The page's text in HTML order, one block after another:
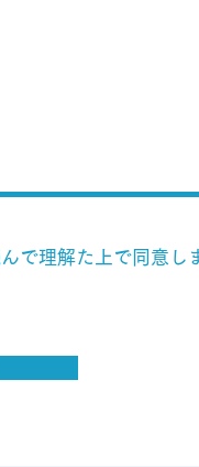
で理解た上で同意し